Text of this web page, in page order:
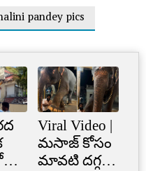
pandey pics
Viral Video |
మసాజ్ కోసం
మావటి దగ్గర